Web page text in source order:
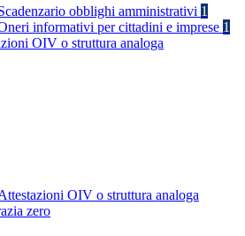
obblighi amministrativi 1
informativi per cittadini e imprese 1
OIV o struttura analoga
OIV o struttura analoga
zero